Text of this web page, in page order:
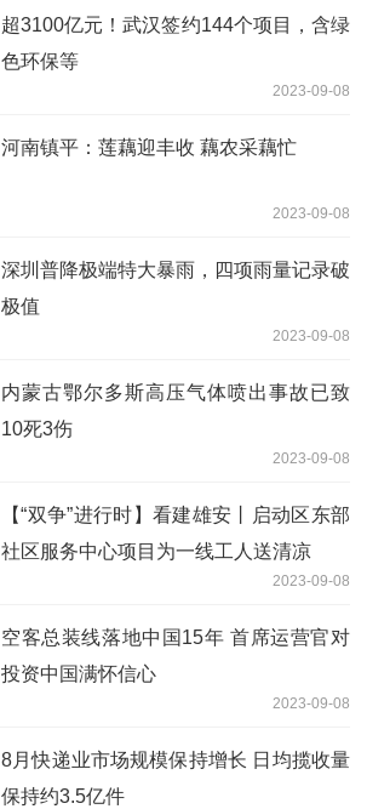
超3100亿元！武汉签约144个项目，含绿
色环保等
2023-09-08
河南镇平：莲藕迎丰收 藕农采藕忙
2023-09-08
深圳普降极端特大暴雨，四项雨量记录破
极值
2023-09-08
内蒙古鄂尔多斯高压气体喷出事故已致
10死3伤
2023-09-08
【“双争”进行时】看建雄安丨启动区东部
社区服务中心项目为一线工人送清凉
2023-09-08
空客总装线落地中国15年 首席运营官对
投资中国满怀信心
2023-09-08
8月快递业市场规模保持增长 日均揽收量
保持约3.5亿件